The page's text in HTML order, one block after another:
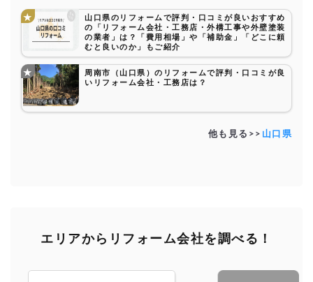
山口県のリフォームで評判・口コミが良いおすすめ
の「リフォーム会社・工務店・外構工事や外壁塗装
の業者」は？「費用相場」や「補助金」「どこに頼
むと良いのか」もご紹介
周南市（山口県）のリフォームで評判・口コミが良
いリフォーム会社・工務店は？
他も見る>> 山口県
エリアからリフォーム会社を調べる！